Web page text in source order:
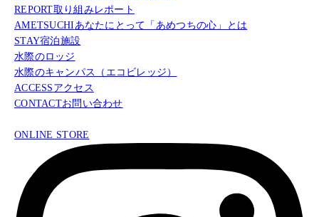
REPORT取り組みレポート
AMETSUCHIあなたにとって「あめつちの心」とは
STAY宿泊施設
水際のロッジ
水際のキャンパス（エコビレッジ）
ACCESS アクセス
CONTACTお問い合わせ
ONLINE STORE